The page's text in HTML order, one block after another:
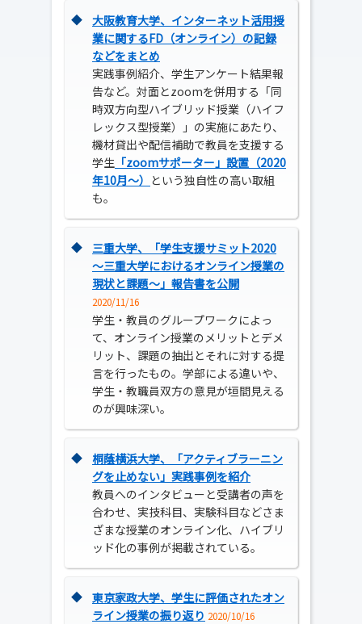
◆ 大阪教育大学、インターネット活用授
業に関するFD（オンライン）の記録
などをまとめ
実践事例紹介、学生アンケート結果報
告など。対面とzoomを併用する「同
時双方向型ハイブリッド授業（ハイフ
レックス型授業）」の実施にあたり、
機材貸出や配信補助で教員を支援する
学生 「zoomサポーター」設置（2020
年10月～） という独自性の高い取組
も。
◆
三重大学、「学生支援サミット2020
～三重大学におけるオンライン授業の
現状と課題～」報告書を公開
2020/11/16
学生・教員のグループワークによっ
て、オンライン授業のメリットとデメ
リット、課題の抽出とそれに対する提
言を行ったもの。学部による違いや、
学生・教職員双方の意見が垣間見える
のが興味深い。
◆
桐蔭横浜大学、「アクティブラーニン
グを止めない」実践事例を紹介
教員へのインタビューと受講者の声を
合わせ、実技科目、実験科目などさま
ざまな授業のオンライン化、ハイブリ
ッド化の事例が掲載されている。
◆ 東京家政大学、学生に評価されたオン
ライン授業の振り返り 2020/10/16